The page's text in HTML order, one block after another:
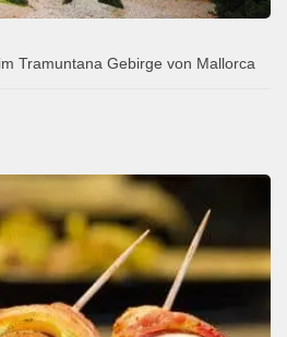
Tramuntana Gebirge von Mallorca